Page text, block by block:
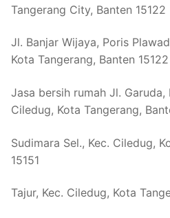
Tangerang City, Banten 15122
Jl. Banjar Wijaya, Poris
Kota Tangerang, Banten 15122
Jasa bersih rumah Jl. Garuda,
Ciledug, Kota Tangerang,
Sudimara Sel., Kec. Ciledug,
15151
Tajur, Kec. Ciledug, Kota